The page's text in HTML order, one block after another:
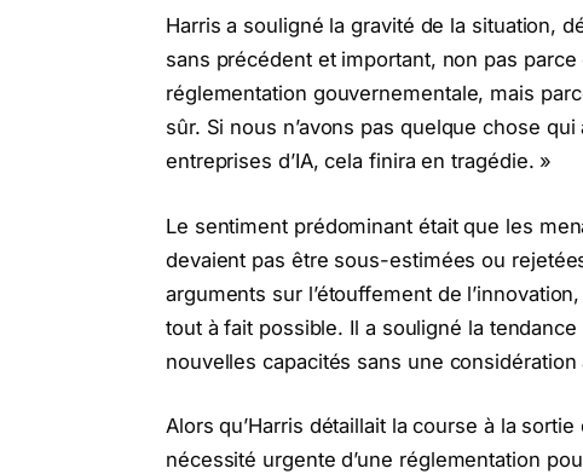
Harris a souligné la gravité de la situation,
sans précédent et important, non pas parce
réglementation gouvernementale, mais
sûr. Si nous n’avons pas quelque chose
entreprises d’IA, cela finira en tragédie. »
Le sentiment prédominant était que les
devaient pas être sous-estimées ou
arguments sur l’étouffement de
tout à fait possible. Il a souligné la
nouvelles capacités sans une
Alors qu’Harris détaillait la course à la
nécessité urgente d’une réglementation